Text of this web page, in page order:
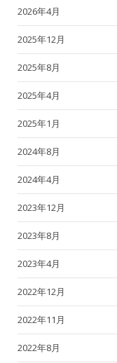
2026年4月
2025年12月
2025年8月
2025年4月
2025年1月
2024年8月
2024年4月
2023年12月
2023年8月
2023年4月
2022年12月
2022年11月
2022年8月